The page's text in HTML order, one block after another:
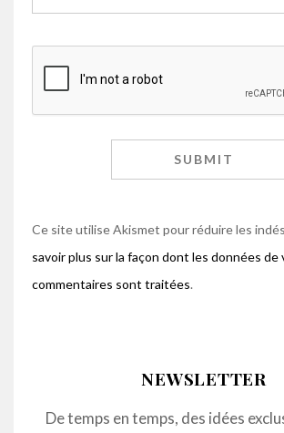
Ce site utilise Akismet pour réduire les
savoir plus sur la façon dont les données de
commentaires sont traitées.
NEWSLETTER
De temps en temps, des idées